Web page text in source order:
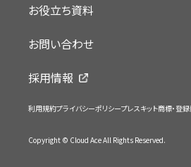
お役立ち資料
お問い合わせ
採用情報
利用規約プライバシーポリシープレスキット商標・登
Copyright © Cloud Ace All Rights Reserved.